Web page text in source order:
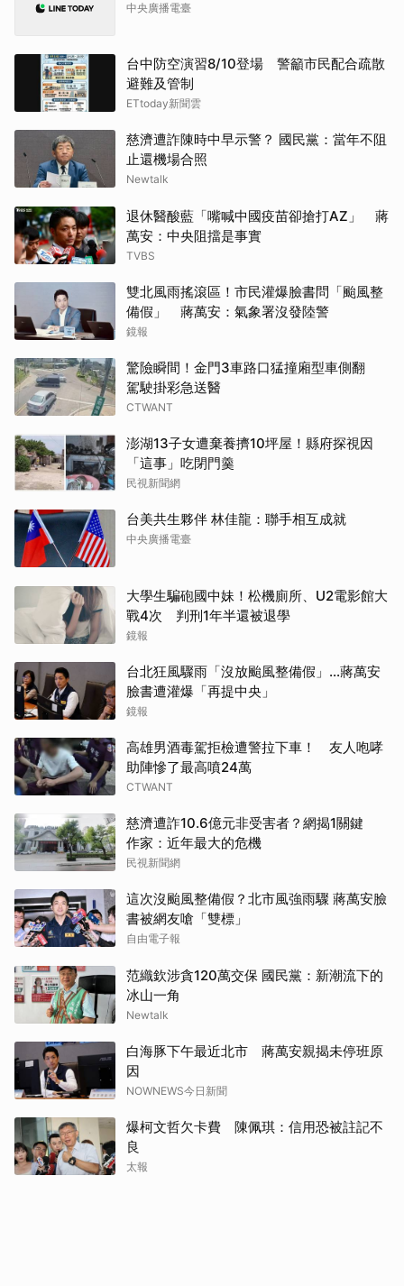
中央廣播電臺
台中防空演習8/10登場 警籲市民配合疏散
避難及管制
ETtoday新聞雲
慈濟遭詐陳時中早示警？ 國民黨：當年不阻
止還機場合照
Newtalk
退休醫酸藍「嘴喊中國疫苗卻搶打AZ」 蔣
萬安：中央阻擋是事實
TVBS
雙北風雨搖滾區！市民灌爆臉書問「颱風整
備假」 蔣萬安：氣象署沒發陸警
鏡報
驚險瞬間！金門3車路口猛撞廂型車側翻
駕駛掛彩急送醫
CTWANT
澎湖13子女遭棄養擠10坪屋！縣府探視因
「這事」吃閉門羹
民視新聞網
台美共生夥伴 林佳龍：聯手相互成就
中央廣播電臺
大學生騙砲國中妹！松機廁所、U2電影館大
戰4次 判刑1年半還被退學
鏡報
台北狂風驟雨「沒放颱風整備假」...蔣萬安
臉書遭灌爆「再提中央」
鏡報
高雄男酒毒駕拒檢遭警拉下車！ 友人咆哮
助陣慘了最高噴24萬
CTWANT
慈濟遭詐10.6億元非受害者？網揭1關鍵
作家：近年最大的危機
民視新聞網
這次沒颱風整備假？北市風強雨驟 蔣萬安臉
書被網友嗆「雙標」
自由電子報
范織欽涉貪120萬交保 國民黨：新潮流下的
冰山一角
Newtalk
白海豚下午最近北市 蔣萬安親揭未停班原
因
NOWNEWS今日新聞
爆柯文哲欠卡費 陳佩琪：信用恐被註記不
良
太報